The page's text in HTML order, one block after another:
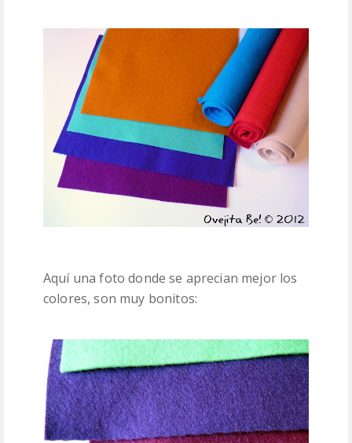
Aquí una foto donde se aprecian mejor los
colores, son muy bonitos: